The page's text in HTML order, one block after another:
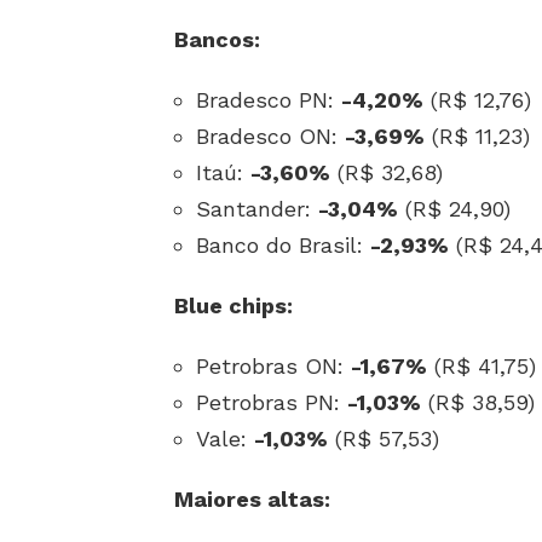
Bancos:
Bradesco PN: -4,20% (R$ 12,76)
Bradesco ON: -3,69% (R$ 11,23)
Itaú: -3,60% (R$ 32,68)
Santander: -3,04% (R$ 24,90)
Banco do Brasil: -2,93% (R$
Blue chips:
Petrobras ON: -1,67% (R$ 41,75)
Petrobras PN: -1,03% (R$ 38,59)
Vale: -1,03% (R$ 57,53)
Maiores altas: